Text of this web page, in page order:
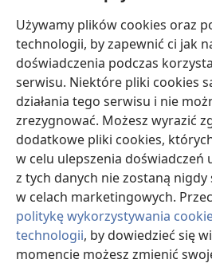
Używamy plików cookies oraz
technologii, by zapewnić ci jak
doświadczenia podczas
serwisu. Niektóre pliki cookies
działania tego serwisu i nie
zrezygnować. Możesz wyrazić
dodatkowe pliki cookies,
w celu ulepszenia doświadczeń
z tych danych nie zostaną
w celach marketingowych.
politykę wykorzystywania
technologii, by dowiedzieć się
momencie możesz zmienić
Darowizny
(opens
new
window)BIBLIOTEKA INTERNETOWA
(opens
new
window)JW Hub
(opens
new
window)JW Library
Watchtower Library
Copyright© 2026 Watch Tower Bible and